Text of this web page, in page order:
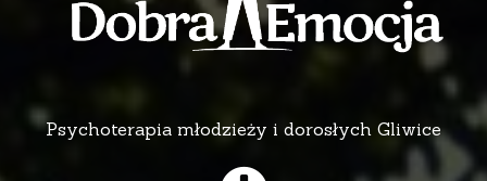
Psychoterapia młodzieży i dorosłych Gliwice